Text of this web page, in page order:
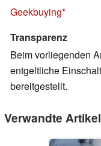
Geekbuying
Transparenz
Beim vorliegenden
entgeltliche
bereitgestellt.
Verwandte Artikel